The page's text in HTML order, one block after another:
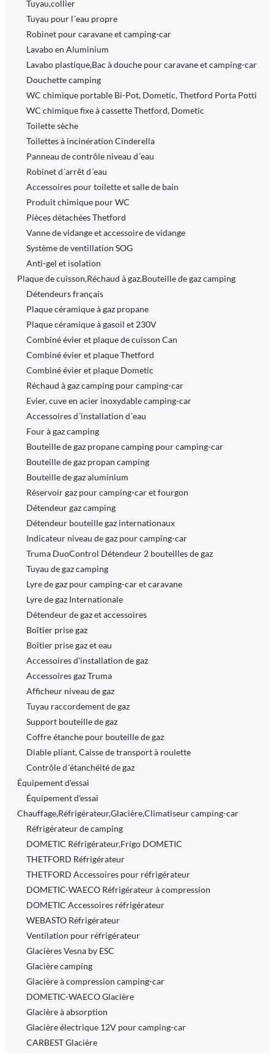
Tuyau,collier
Tuyau pour l´eau propre
Robinet pour caravane et camping-car
Lavabo en Aluminium
Lavabo plastique,Bac à douche pour caravane et camping-car
Douchette camping
WC chimique portable Bi-Pot, Dometic, Thetford Porta Potti
WC chimique fixe à cassette Thetford, Dometic
Toilette sèche
Toilettes à incinération Cinderella
Panneau de contrôle niveau d´eau
Robinet d´arrêt d´eau
Accessoires pour toilette et salle de bain
Produit chimique pour WC
Pièces détachées Thetford
Vanne de vidange et accessoire de vidange
Système de ventillation SOG
Anti-gel et isolation
Plaque de cuisson,Réchaud à gaz,Bouteille de gaz camping
Détendeurs français
Plaque céramique à gaz propane
Plaque céramique à gasoil et 230V
Combiné évier et plaque de cuisson Can
Combiné évier et plaque Thetford
Combiné évier et plaque Dometic
Réchaud à gaz camping pour camping-car
Evier, cuve en acier inoxydable camping-car
Accessoires d´installation d´eau
Four à gaz camping
Bouteille de gaz propane camping pour camping-car
Bouteille de gaz propan camping
Bouteille de gaz aluminium
Réservoir gaz pour camping-car et fourgon
Détendeur gaz camping
Détendeur bouteille gaz internationaux
Indicateur niveau de gaz pour camping-car
Truma DuoControl Détendeur 2 bouteilles de gaz
Tuyau de gaz camping
Lyre de gaz pour camping-car et caravane
Lyre de gaz Internationale
Détendeur de gaz et accessoires
Boîtier prise gaz
Boîtier prise gaz et eau
Accessoires d'installation de gaz
Accessoires gaz Truma
Afficheur niveau de gaz
Tuyau raccordement de gaz
Support bouteille de gaz
Coffre étanche pour bouteille de gaz
Diable pliant, Caisse de transport à roulette
Contrôle d´étanchéité de gaz
Équipement d'essai
Équipement d'essai
Chauffage,Réfrigérateur,Glacière,Climatiseur camping-car
Réfrigérateur de camping
DOMETIC Réfrigérateur,Frigo DOMETIC
THETFORD Réfrigérateur
THETFORD Accessoires pour réfrigérateur
DOMETIC-WAECO Réfrigérateur à compression
DOMETIC Accessoires réfrigérateur
WEBASTO Réfrigérateur
Ventilation pour réfrigérateur
Glacières Vesna by ESC
Glacière camping
Glacière à compression camping-car
DOMETIC-WAECO Glacière
Glacière à absorption
Glacière électrique 12V pour camping-car
CARBEST Glacière